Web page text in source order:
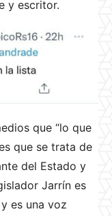
y escritor.
que “lo que
que se trata de
del Estado y
Jarrín es
es una voz